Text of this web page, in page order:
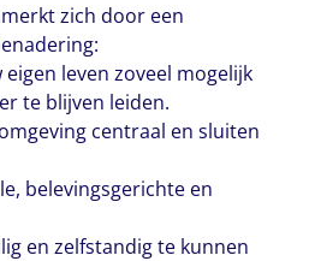
zich door een
leven zoveel mogelijk
te blijven leiden.
centraal en sluiten
belevingsgerichte en
en zelfstandig te kunnen